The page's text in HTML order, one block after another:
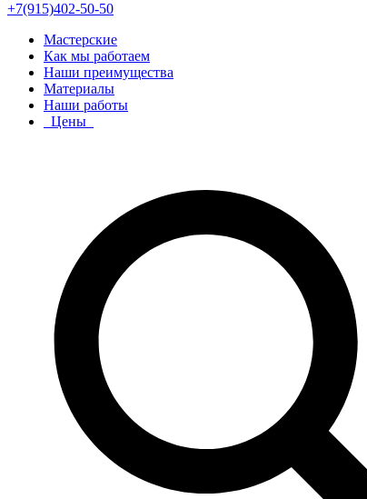
+7(915)402-50-50
Мастерские
Как мы работаем
Наши преимущества
Материалы
Наши работы
Цены